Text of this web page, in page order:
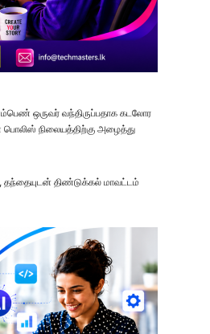
ஒருவர் வந்திருப்பதாக கடலோர
நிலையத்திற்கு அழைத்து
திண்டுக்கல் மாவட்டம்